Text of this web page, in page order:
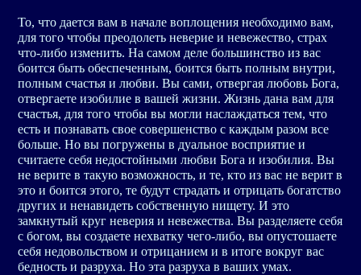
То, что дается вам в начале воплощения необходимо вам,
для того чтобы преодолеть неверие и невежество, страх
что-либо изменить. На самом деле большинство из вас
боится быть обеспеченным, боится быть полным внутри,
полным счастья и любви. Вы сами, отвергая любовь Бога,
отвергаете изобилие в вашей жизни. Жизнь дана вам для
счастья, для того чтобы вы могли наслаждаться тем, что
есть и познавать свое совершенство с каждым разом все
больше. Но вы погружены в дуальное восприятие и
считаете себя недостойными любви Бога и изобилия. Вы
не верите в такую возможность, и те, кто из вас не верит в
это и боится этого, те будут страдать и отрицать богатство
других и ненавидеть собственную нищету. И это
замкнутый круг неверия и невежества. Вы разделяете себя
с богом, вы создаете нехватку чего-либо, вы опустошаете
себя недовольством и отрицанием и в итоге вокруг вас
бедность и разруха. Но эта разруха в ваших умах.